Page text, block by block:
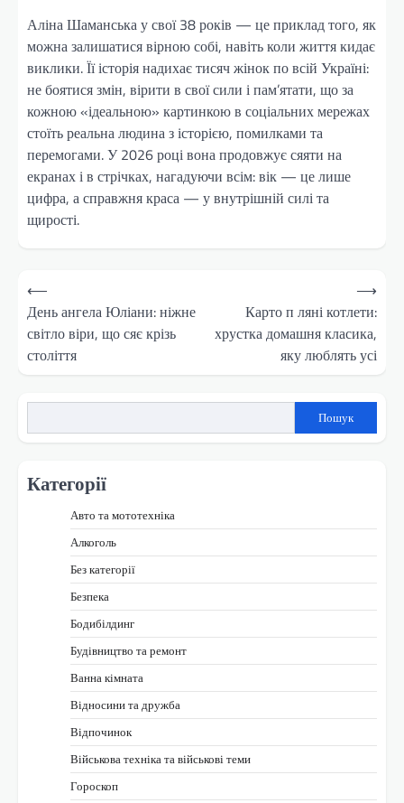
Аліна Шаманська у свої 38 років — це приклад того, як
можна залишатися вірною собі, навіть коли життя кидає
виклики. Її історія надихає тисяч жінок по всій Україні:
не боятися змін, вірити в свої сили і пам’ятати, що за
кожною «ідеальною» картинкою в соціальних мережах
стоїть реальна людина з історією, помилками та
перемогами. У 2026 році вона продовжує сяяти на
екранах і в стрічках, нагадуючи всім: вік — це лише
цифра, а справжня краса — у внутрішній силі та
щирості.
Навігація
записів
⟵
День ангела Юліани: ніжне
світло віри, що сяє крізь
століття
Карто п ляні котлети:
хрустка домашня класика,
яку люблять усі
⟶
Пошук
Категорії
Авто та мототехніка
Алкоголь
Без категорії
Безпека
Бодибілдинг
Будівництво та ремонт
Ванна кімната
Відносини та дружба
Відпочинок
Військова техніка та військові теми
Гороскоп